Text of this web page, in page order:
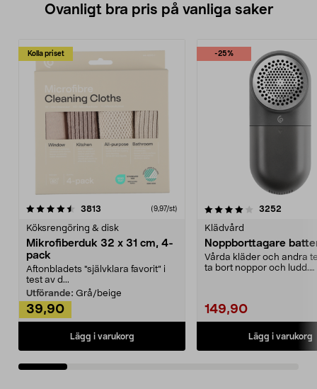
Ovanligt bra pris på vanliga saker
Kolla priset
3813 (9,97/st)
Köksrengöring & disk
Mikrofiberduk 32 x 31 cm, 4-
pack
Aftonbladets "självklara favorit” i
test av d...
Utförande: Grå/beige
39,90
Lägg i varukorg
-25%
4.0av 5 stjärnor 3252
Klädvård
Noppborttagare
Vårda kläder och andra
ta bort noppor och ludd.
149,90
Lägg i varukorg
4.5av 5 stjärnor